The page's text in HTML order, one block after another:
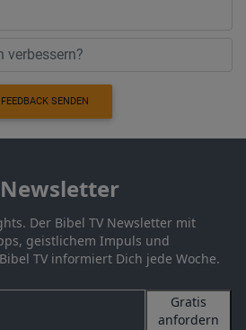
FEEDBACK SENDEN
Der Bibel TV Newsletter mit
geistlichem Impuls und
TV informiert Dich jede Woche.
Gratis
anfordern